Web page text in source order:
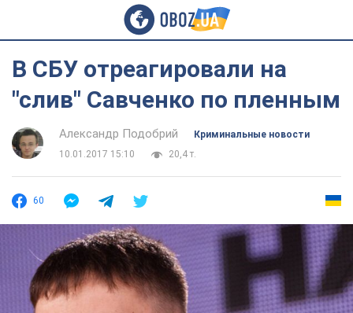
В СБУ отреагировали на
"слив" Савченко по пленным
Александр Подобрий
Криминальные новости
10.01.2017 15:10
20,4 т.
60